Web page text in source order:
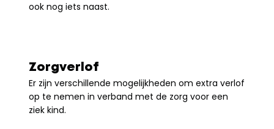
ook nog iets naast.
Zorgverlof
Er zijn verschillende mogelijkheden om extra verlof
op te nemen in verband met de zorg voor een
ziek kind.